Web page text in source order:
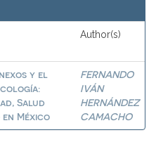
Author(s)
y el
Salud
México
FERNANDO
IVÁN
HERNÁNDEZ
CAMACHO